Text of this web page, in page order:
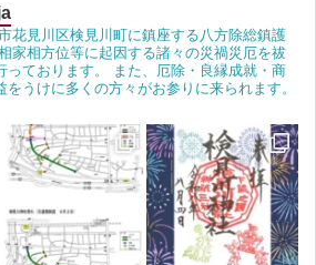
花見川区検見川町に鎮座する八方除総鎮護
家相方位等に起因する諸々の災禍災厄を祓
っております。 また、厄除・良縁成就・商
をうけに多くの方々がお参りに来られます。